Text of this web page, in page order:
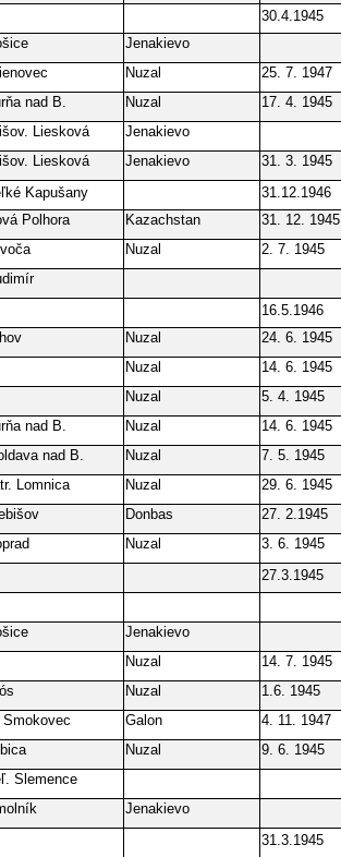
30.4.1945
Jenakievo
Nuzal
25. 7. 1947
nad B. Nuzal
17. 4. 1945
Liesková
Jenakievo
Liesková Jenakievo
31. 3. 1945
Kapušany
31.12.1946
Polhora Kazachstan
31. 12. 1945
Nuzal
2. 7. 1945
16.5.1946
Nuzal
24. 6. 1945
Nuzal
14. 6. 1945
Nuzal
5. 4. 1945
nad B. Nuzal
14. 6. 1945
nad B. Nuzal
7. 5. 1945
Lomnica Nuzal
29. 6. 1945
Donbas
27. 2.1945
Nuzal
3. 6. 1945
27.3.1945
Jenakievo
Nuzal
14. 7. 1945
Nuzal
1.6. 1945
Galon
4. 11. 1947
Nuzal
9. 6. 1945
Slemence
Jenakievo
31.3.1945